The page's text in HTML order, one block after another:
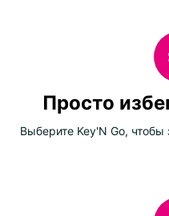
Просто
Выберите Key'N Go,